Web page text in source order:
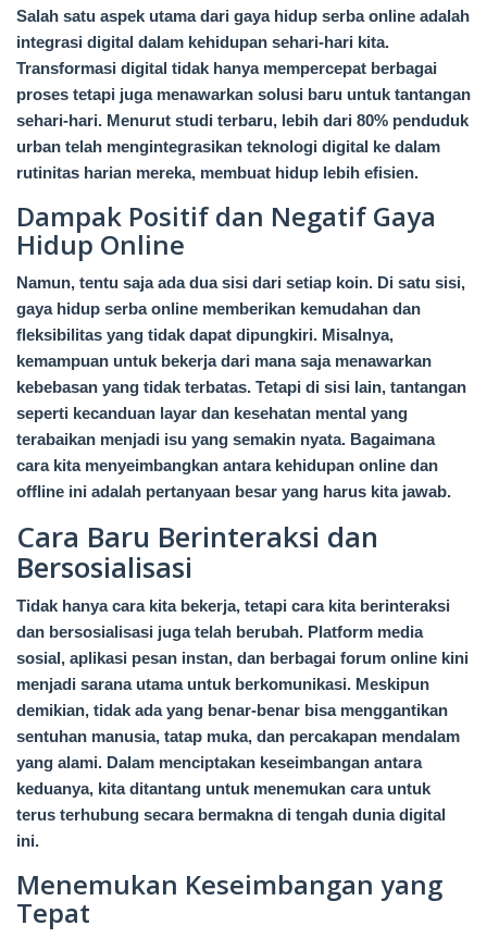
Salah satu aspek utama dari gaya hidup serba online adalah
integrasi digital dalam kehidupan sehari-hari kita.
Transformasi digital tidak hanya mempercepat berbagai
proses tetapi juga menawarkan solusi baru untuk tantangan
sehari-hari. Menurut studi terbaru, lebih dari 80% penduduk
urban telah mengintegrasikan teknologi digital ke dalam
rutinitas harian mereka, membuat hidup lebih efisien.
Dampak Positif dan Negatif Gaya
Hidup Online
Namun, tentu saja ada dua sisi dari setiap koin. Di satu sisi,
gaya hidup serba online memberikan kemudahan dan
fleksibilitas yang tidak dapat dipungkiri. Misalnya,
kemampuan untuk bekerja dari mana saja menawarkan
kebebasan yang tidak terbatas. Tetapi di sisi lain, tantangan
seperti kecanduan layar dan kesehatan mental yang
terabaikan menjadi isu yang semakin nyata. Bagaimana
cara kita menyeimbangkan antara kehidupan online dan
offline ini adalah pertanyaan besar yang harus kita jawab.
Cara Baru Berinteraksi dan
Bersosialisasi
Tidak hanya cara kita bekerja, tetapi cara kita berinteraksi
dan bersosialisasi juga telah berubah. Platform media
sosial, aplikasi pesan instan, dan berbagai forum online kini
menjadi sarana utama untuk berkomunikasi. Meskipun
demikian, tidak ada yang benar-benar bisa menggantikan
sentuhan manusia, tatap muka, dan percakapan mendalam
yang alami. Dalam menciptakan keseimbangan antara
keduanya, kita ditantang untuk menemukan cara untuk
terus terhubung secara bermakna di tengah dunia digital
ini.
Menemukan Keseimbangan yang
Tepat